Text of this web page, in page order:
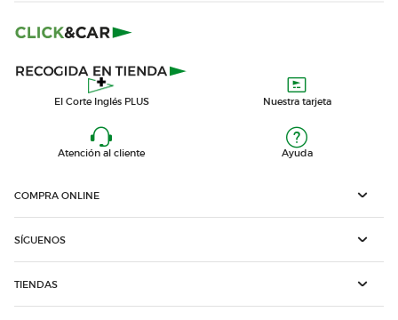
El Corte Inglés PLUS Nuestra tarjeta
Atención al cliente Ayuda
COMPRA ONLINE
SÍGUENOS
TIENDAS